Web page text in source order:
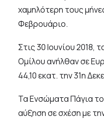
χαμηλότερη τους
Φεβρουάριο.
Στις 30 Ιουνίου 2018,
Ομίλου ανήλθαν σε
44,10 εκατ. την 31η
Τα Ενσώματα Πάγια
αύξηση σε σχέση με